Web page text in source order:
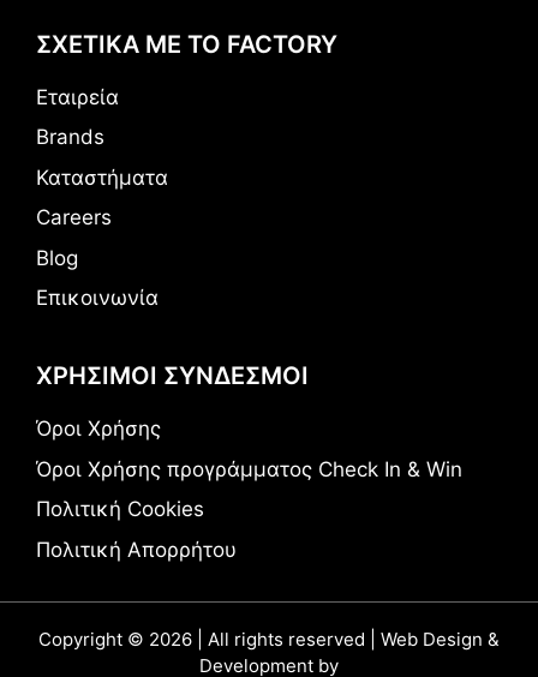
ΣΧΕΤΙΚΑ ΜΕ ΤΟ FACTORY
Εταιρεία
Brands
Καταστήματα
Careers
Blog
Επικοινωνία
ΧΡΗΣΙΜΟΙ ΣΥΝΔΕΣΜΟΙ
Όροι Χρήσης
Όροι Χρήσης προγράμματος Check In & Win
Πολιτική Cookies
Πολιτική Απορρήτου
Copyright © 2026 | All rights reserved | Web Design &
Development by